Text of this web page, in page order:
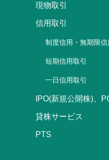
現物取引
信用取引
制度信用・無期限信
短期信用取引
一日信用取引
IPO(新規公開株)、
貸株サービス
PTS